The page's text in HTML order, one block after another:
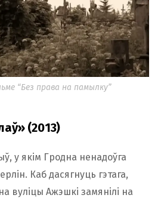
“Без права на памылку”
(2013)
у якім Гродна ненадоўга
Каб дасягнуць гэтага,
вуліцы Ажэшкі замянілі на